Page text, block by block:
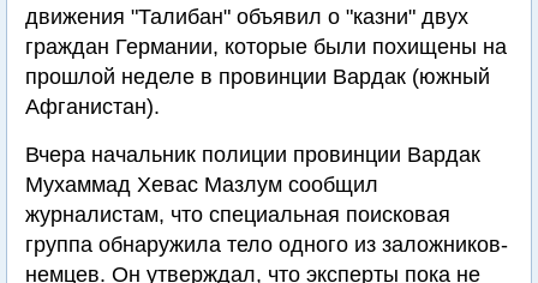
движения "Талибан" объявил о "казни" двух
граждан Германии, которые были похищены на
прошлой неделе в провинции Вардак (южный
Афганистан).
Вчера начальник полиции провинции Вардак
Мухаммад Хевас Мазлум сообщил
журналистам, что специальная поисковая
группа обнаружила тело одного из заложников-
немцев. Он утверждал, что эксперты пока не